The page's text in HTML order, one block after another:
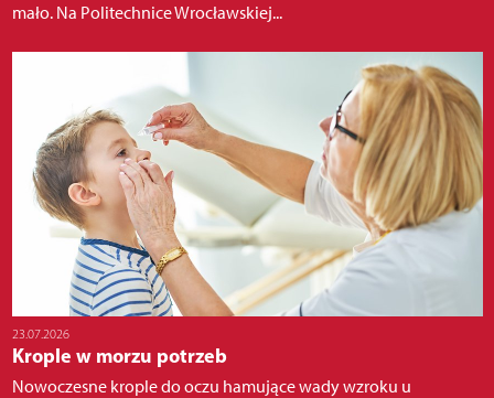
mało. Na Politechnice Wrocławskiej...
23.07.2026
Krople w morzu potrzeb
Nowoczesne krople do oczu hamujące wady wzroku u